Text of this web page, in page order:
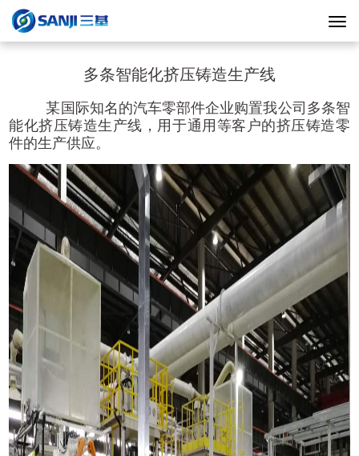
多条智能化挤压铸造生产线
某国际知名的汽车零部件企业购置我公司多条智
能化挤压铸造生产线，用于通用等客户的挤压铸造零
件的生产供应。